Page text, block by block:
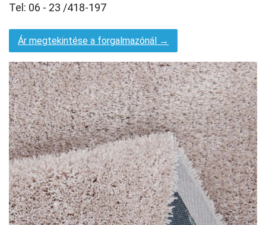
Tel: 06 - 23 /418-197
Ár megtekintése a forgalmazónál →